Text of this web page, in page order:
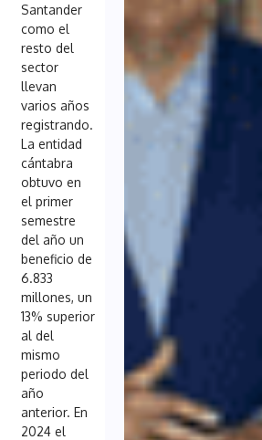
Santander
como el
resto del
sector
llevan
varios años
registrando.
La entidad
cántabra
obtuvo en
el primer
semestre
del año un
beneficio de
6.833
millones, un
13% superior
al del
mismo
periodo del
año
anterior. En
2024 el